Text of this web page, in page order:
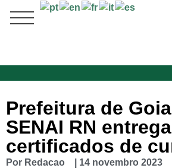
Prefeitura de
SENAI RN
certificados de
Por Redacao 14 novembro 2023